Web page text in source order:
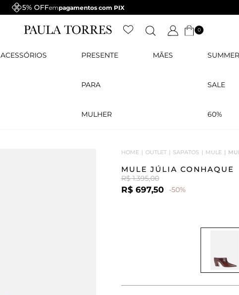
5% OFFempagamentos com PIX
0
ACESSÓRIOS PRESENTE
PARA
MULHER
MÃES SUMMER
SALE
60%
HOME OUTLET SAPATOS MULE
MULE JÚLIA CONHAQUE
R$ 1.395,00
R$ 697,50 -50%